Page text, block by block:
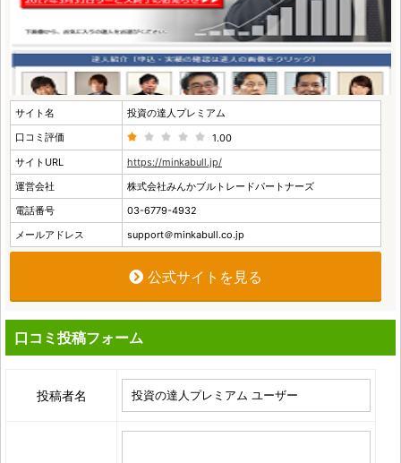
サイト名
投資の達人プレミアム
口コミ評価
1.00
サイトURL
https://minkabull.jp/
運営会社
株式会社みんかブルトレードパートナーズ
電話番号
03-6779-4932
メールアドレス
support＠minkabull.co.jp
公式サイトを見る
口コミ投稿フォーム
投稿者名